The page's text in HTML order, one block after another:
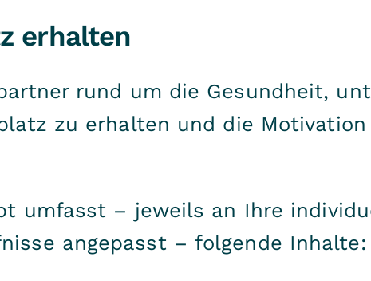
erhalten
rund um die Gesundheit,
zu erhalten und die
umfasst – jeweils an Ihre
angepasst – folgende Inhalte: